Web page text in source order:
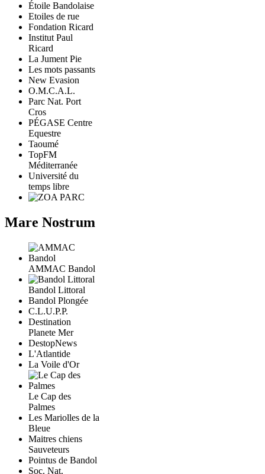
Étoile Bandolaise
Etoiles de rue
Fondation Ricard
Institut Paul
Ricard
La Jument Pie
Les mots passants
New Evasion
O.M.C.A.L.
Parc Nat. Port
Cros
PÉGASE Centre
Equestre
Taoumé
TopFM
Méditerranée
Université du
temps libre
Mare Nostrum
AMMAC Bandol
Bandol Littoral
Bandol Plongée
C.L.U.P.P.
Destination
Planete Mer
DestopNews
L'Atlantide
La Voile d'Or
Le Cap des
Palmes
Les Mariolles de la
Bleue
Maitres chiens
Sauveteurs
Pointus de Bandol
Soc. Nat.